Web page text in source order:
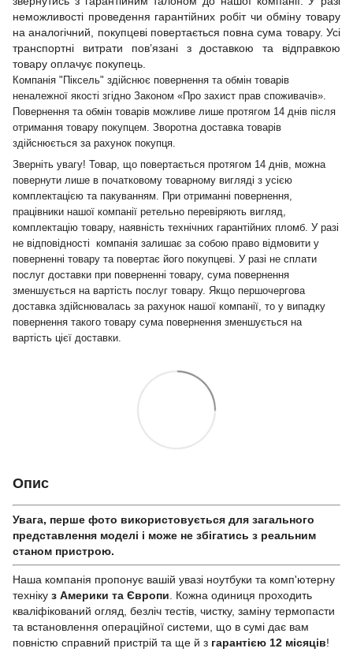
неможливості проведення гарантійних робіт чи обміну товару
на аналогічний, покупцеві повертається повна сума товару. Усі
транспортні витрати пов’язані з доставкою та відправкою
товару оплачує покупець.
Компанія "Піксель" здійснює повернення та обмін товарів
неналежної якості згідно Законом «Про захист прав споживачів».
Повернення та обмін товарів можливе лише протягом 14 днів після
отримання товару покупцем. Зворотна доставка товарів
здійснюється за рахунок покупця.
Зверніть увагу! Товар, що повертається протягом 14 днів, можна
повернути лише в початковому товарному вигляді з усією
комплектацією та пакуванням. При отриманні повернення,
працівники нашої компанії ретельно перевіряють вигляд,
комплектацію товару, наявність технічних гарантійних пломб. У разі
не відповідності компанія залишає за собою право відмовити у
поверненні товару та повертає його покупцеві. У разі не сплати
послуг доставки при поверненні товару, сума повернення
зменшується на вартість послуг товару. Якщо першочергова
доставка здійснювалась за рахунок нашої компанії, то у випадку
повернення такого товару сума повернення зменшується на
вартість цієї доставки.
Опис
Увага, перше фото використовується для загального
представлення моделі і може не збігатись з реальним
станом приcтрою.
Наша компанія пропонує вашій увазі ноутбуки та комп'ютерну
техніку з Америки та Європи . Кожна одиниця проходить
кваліфікований огляд, безліч тестів, чистку, заміну термопасти
та встановлення операційної системи, що в сумі дає вам
повністю справний пристрій та ще й з гарантією 12 місяців!